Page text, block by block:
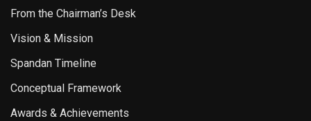
From the Chairman’s Desk
Vision & Mission
Spandan Timeline
Conceptual Framework
Awards & Achievements